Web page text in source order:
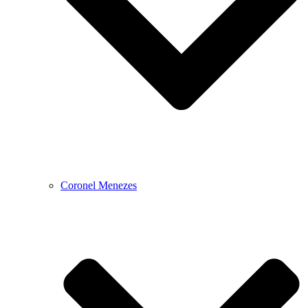
Coronel Menezes